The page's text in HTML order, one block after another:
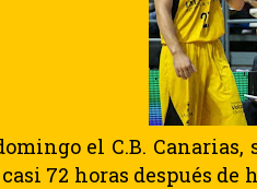
el C.B.
casi 72 horas después